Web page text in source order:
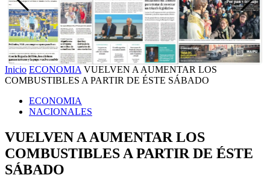
Inicio ECONOMIA VUELVEN A AUMENTAR LOS
COMBUSTIBLES A PARTIR DE ÉSTE SÁBADO
ECONOMIA
NACIONALES
VUELVEN A AUMENTAR LOS
COMBUSTIBLES A PARTIR DE ÉSTE
SÁBADO